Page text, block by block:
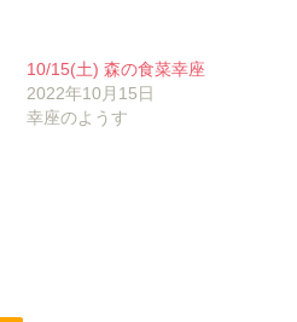
10/15(土) 森の食菜幸座
2022年10月15日
幸座のようす